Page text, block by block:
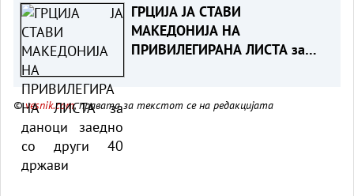
ГРЦИЈА ЈА СТАВИ
МАКЕДОНИЈА НА
ПРИВИЛЕГИРАНА ЛИСТА за
©vesnik.com, правата за текстот се на редакцијата